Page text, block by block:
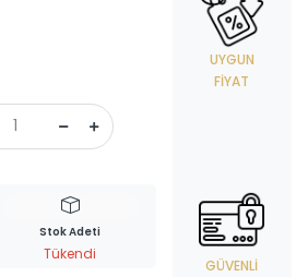
Stok Adeti
Tükendi
UYGUN
FIYAT
GÜVENLI